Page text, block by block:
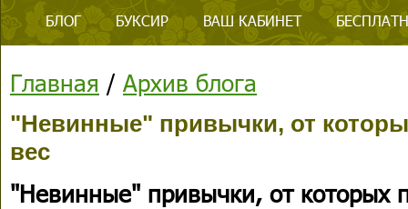
БЛОГ БУКСИР ВАШ КАБИНЕТ
Главная / Архив блога
"Невинные" привычки, от
вес
"Невинные" привычки, от которых